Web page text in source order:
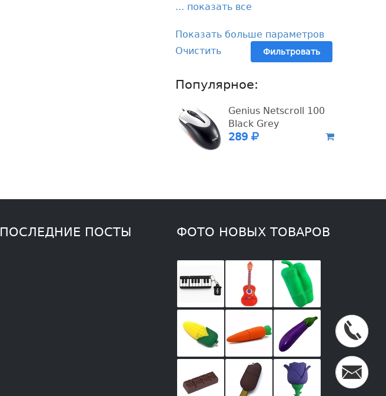
... показать все
Показать больше параметров
Фильтровать
Очистить
Популярное:
Genius Netscroll 100
Black Grey
289
ПОСЛЕДНИЕ ПОСТЫ ФОТО НОВЫХ ТОВАРОВ